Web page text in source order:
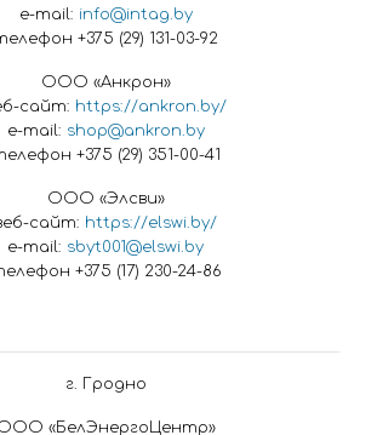
e-mail: info@intag.by
+375 (29) 131-03-92
ООО «Анкрон»
сайт: https://ankron.by/
e-mail: shop@ankron.by
+375 (29) 351-00-41
ООО «Элсви»
сайт: https://elswi.by/
e-mail: sbyt001@elswi.by
+375 (17) 230-24-86
г. Гродно
«БелЭнергоЦентр»